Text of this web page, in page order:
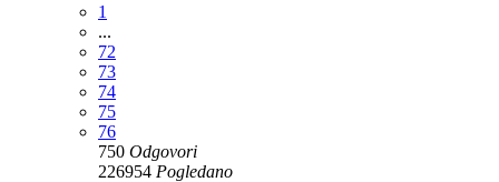
1
...
72
73
74
75
76
750 Odgovori
226954 Pogledano